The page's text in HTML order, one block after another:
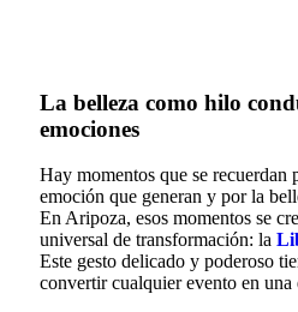
La belleza como hilo
emociones
Hay momentos que se recuerdan
emoción que generan y por la
En Aripoza, esos momentos se
universal de transformación: la
Este gesto delicado y poderoso
convertir cualquier evento en